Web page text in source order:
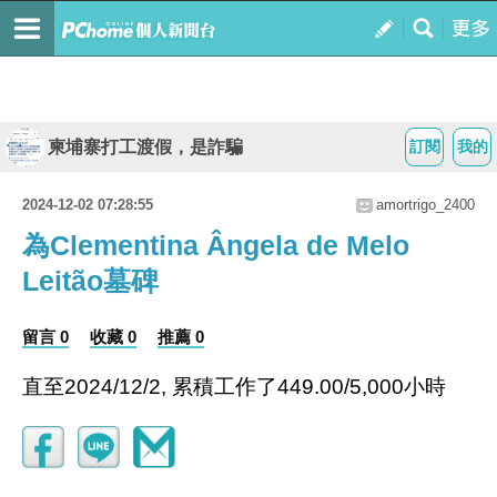
我的
訂閱
柬埔寨打工渡假，是詐騙
2024-12-02 07:28:55 amortrigo_2400
為Clementina Ângela de Melo
Leitão墓碑
留言 0 收藏 0 推薦 0
直至2024/12/2, 累積工作了449.00/5,000小時